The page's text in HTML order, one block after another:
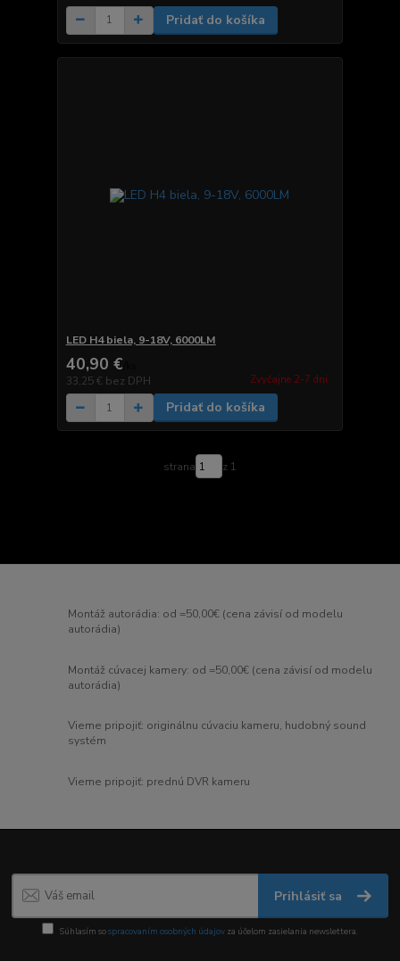
Pridať do košíka
LED H4 biela, 9-18V, 6000LM
40,90 €
33,25 € bez DPH Zvyčajne 2-7 dni.
Pridať do košíka
strana z 1
Montáž autorádia: od =50,00€ (cena závisí od modelu
autorádia)
Montáž cúvacej kamery: od =50,00€ (cena závisí od modelu
autorádia)
Vieme pripojiť: originálnu cúvaciu kameru, hudobný sound
systém
Vieme pripojiť: prednú DVR kameru
Prihlásiť sa
Súhlasím sospracovaním osobných údajov za účelom zasielania newslettera.